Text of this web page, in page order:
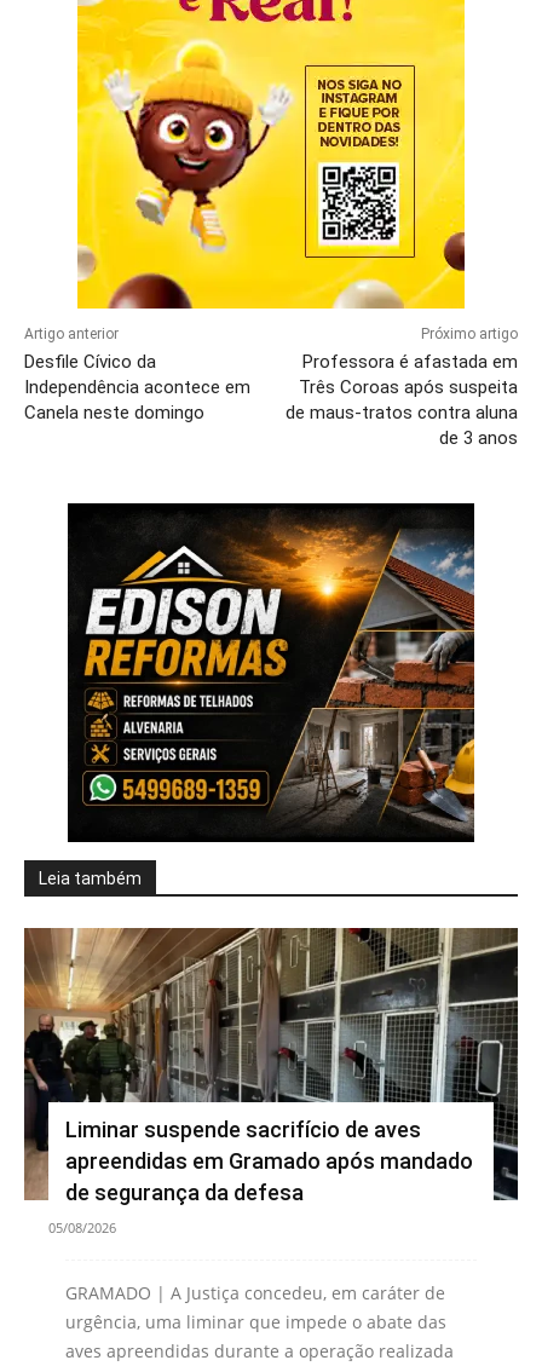
Artigo anterior
Desfile Cívico da
Independência acontece em
Canela neste domingo
Próximo artigo
Professora é afastada em
Três Coroas após suspeita
de maus-tratos contra aluna
de 3 anos
Leia também
Liminar suspende sacrifício de aves
apreendidas em Gramado após mandado
de segurança da defesa
05/08/2026
GRAMADO | A Justiça concedeu, em caráter de
urgência, uma liminar que impede o abate das
aves apreendidas durante a operação realizada